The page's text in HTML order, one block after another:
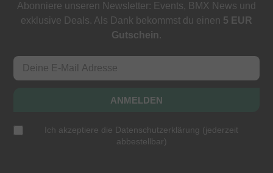
Abonniere unseren Newsletter: Events, BMX News und
exklusive Deals. Als Dank bekommst du einen 5 EUR
Gutschein.
ANMELDEN
Ich akzeptiere die Datenschutzerklärung (jederzeit
abbestellbar)